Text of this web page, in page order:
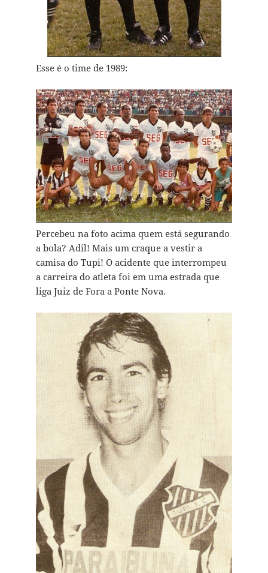
Esse é o time de 1989:
Percebeu na foto acima quem está segurando
a bola? Adil! Mais um craque a vestir a
camisa do Tupi! O acidente que interrompeu
a carreira do atleta foi em uma estrada que
liga Juiz de Fora a Ponte Nova.